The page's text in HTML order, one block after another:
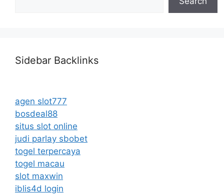
Sidebar Backlinks
agen slot777
bosdeal88
situs slot online
judi parlay sbobet
togel terpercaya
togel macau
slot maxwin
iblis4d login